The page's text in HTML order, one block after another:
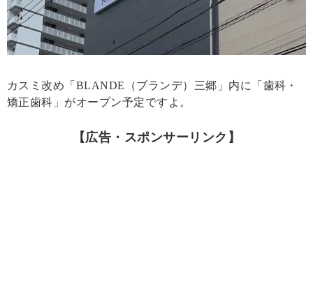
カスミ改め「BLANDE（ブランデ）三郷」内に「歯科・
矯正歯科」がオープン予定ですよ。
【広告・スポンサーリンク】